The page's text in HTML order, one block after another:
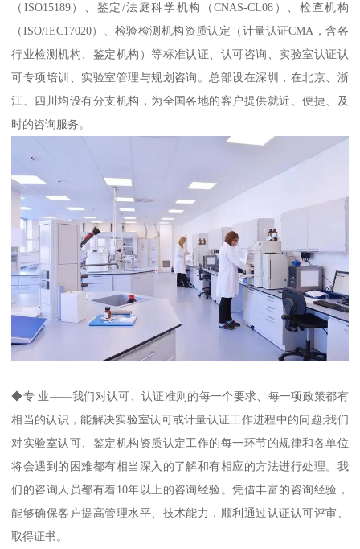
（ISO15189）、鉴定/法庭科学机构（CNAS-CL08）、检查机构
（ISO/IEC17020）、检验检测机构资质认定（计量认证CMA，含各
行业检测机构、鉴定机构）等标准认证、认可咨询、实验室认证认
可专项培训、实验室管理与规划咨询。总部设在深圳，在北京、浙
江、四川均设有分支机构，为全国各地的客户提供就近、便捷、及
时的咨询服务。
◆专 业——我们对认可、认证准则的每一个要求、每一项政策都有
相当的认识，能解决实验室认可或计量认证工作进程中的问题;我们
对实验室认可、鉴定机构资质认定工作的每一环节的规律和各单位
将会遇到的困难都有相当深入的了解和有相应的方法进行处理。我
们的咨询人员都有着10年以上的咨询经验。凭借丰富的咨询经验，
能够确保客户提高管理水平、技术能力，顺利通过认证认可评审、
取得证书。